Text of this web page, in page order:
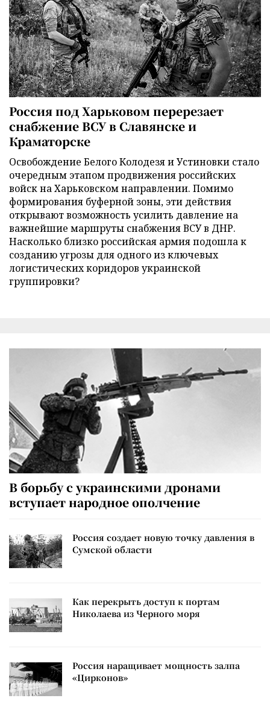
Россия под Харьковом перерезает
снабжение ВСУ в Славянске и
Краматорске
Освобождение Белого Колодезя и Устиновки стало
очередным этапом продвижения российских
войск на Харьковском направлении. Помимо
формирования буферной зоны, эти действия
открывают возможность усилить давление на
важнейшие маршруты снабжения ВСУ в ДНР.
Насколько близко российская армия подошла к
созданию угрозы для одного из ключевых
логистических коридоров украинской
группировки?
В борьбу с украинскими дронами
вступает народное ополчение
Россия создает новую точку давления в
Сумской области
Как перекрыть доступ к портам
Николаева из Черного моря
Россия наращивает мощность залпа
«Цирконов»